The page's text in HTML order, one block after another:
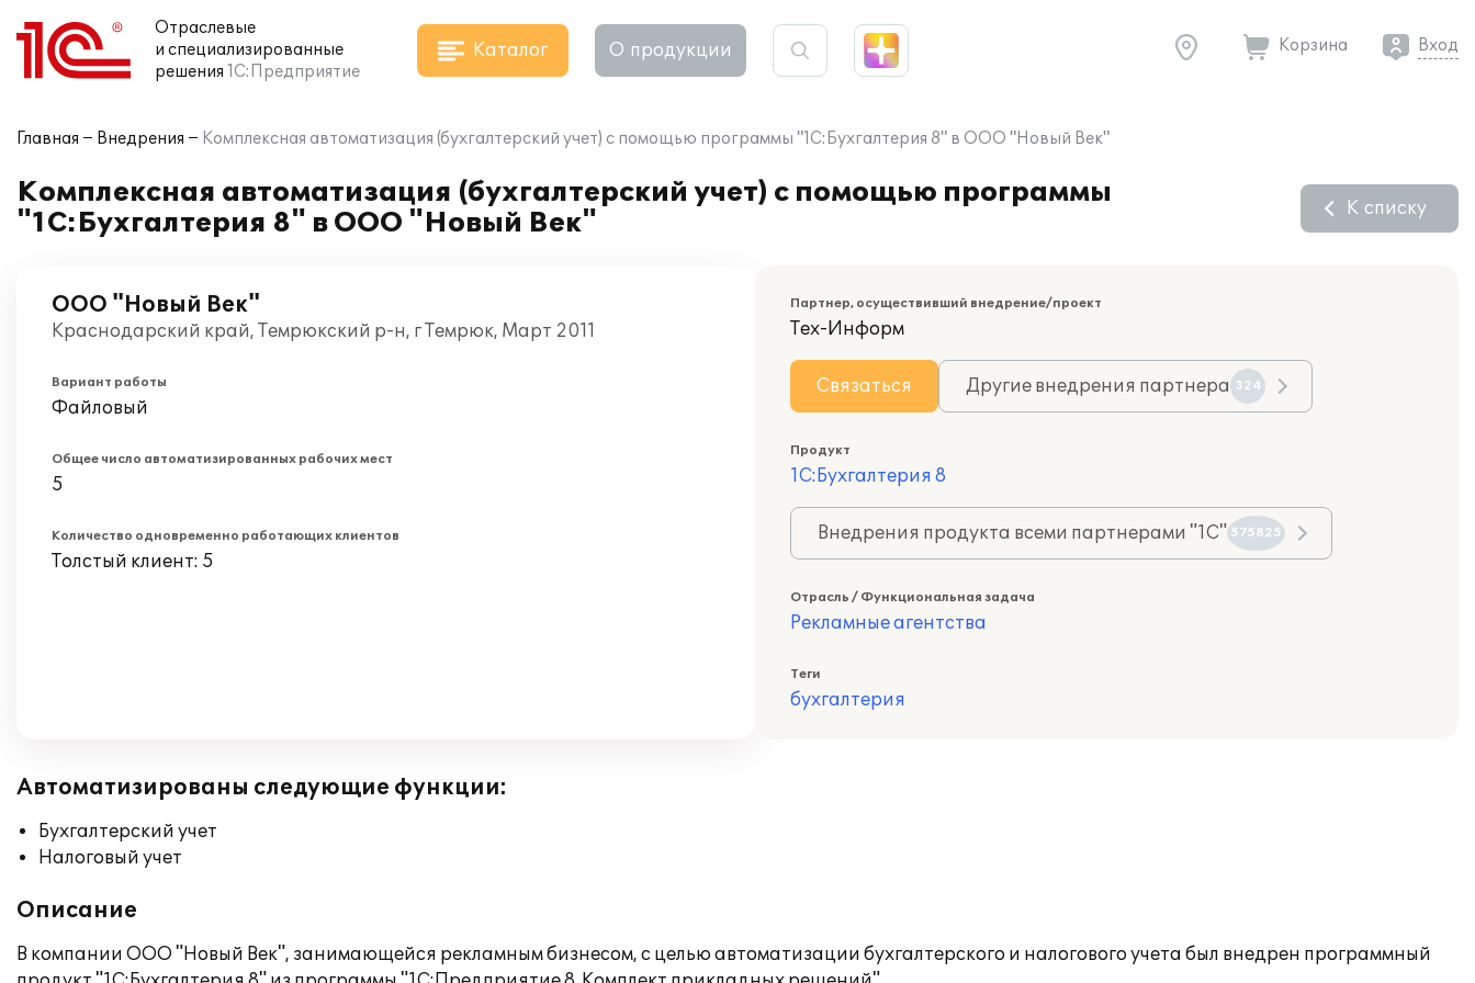
Отраслевые
и специализированные
решения 1С:Предприятие
Каталог О продукции Корзина Вход
Главная Внедрения Комплексная автоматизация (бухгалтерский учет) с помощью программы "1С:Бухгалтерия 8" в ООО "Новый Век"
Комплексная автоматизация (бухгалтерский учет) с помощью программы
"1С:Бухгалтерия 8" в ООО "Новый Век"
К списку
ООО "Новый Век"
Краснодарский край, Темрюкский р-н, г Темрюк, Март 2011
Вариант работы
Файловый
Общее число автоматизированных рабочих мест
5
Количество одновременно работающих клиентов
Толстый клиент: 5
Партнер, осуществивший внедрение/проект
Тех-Информ
Связаться Другие внедрения партнера 324
Продукт
1С:Бухгалтерия 8
Внедрения продукта всеми партнерами "1С" 575825
Отрасль / Функциональная задача
Рекламные агентства
Теги
бухгалтерия
Автоматизированы следующие функции:
Бухгалтерский учет
Налоговый учет
Описание
В компании ООО "Новый Век", занимающейся рекламным бизнесом, с целью автоматизации бухгалтерского и налогового учета был внедрен программный